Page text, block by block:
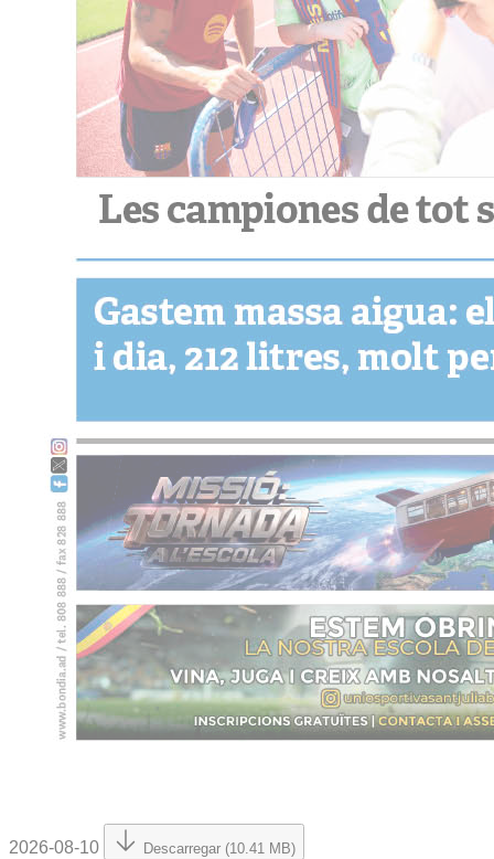
2026-08-10 Descarregar (10.41 MB)